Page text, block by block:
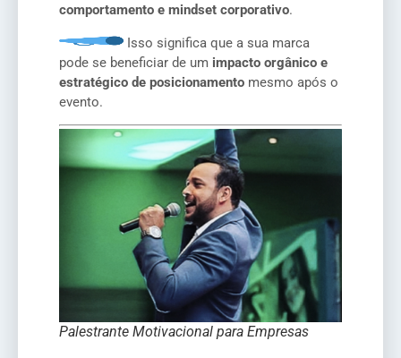
comportamento e mindset corporativo.
Isso significa que a sua marca
pode se beneficiar de um impacto orgânico e
estratégico de posicionamento mesmo após o
evento.
Palestrante Motivacional para Empresas